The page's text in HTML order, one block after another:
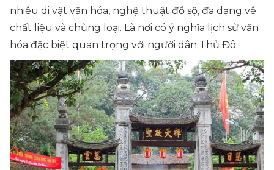
nhiều di vật văn hóa, nghệ thuật đồ sộ, đa dạng về
chất liệu và chủng loại. Là nơi có ý nghĩa lịch sử văn
hóa đặc biệt quan trọng với người dân Thủ Đô.